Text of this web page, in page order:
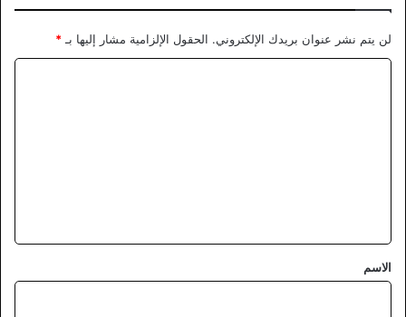
لن يتم نشر عنوان بريدك الإلكتروني. الحقول الإلزامية مشار إليها بـ *
*
الاسم